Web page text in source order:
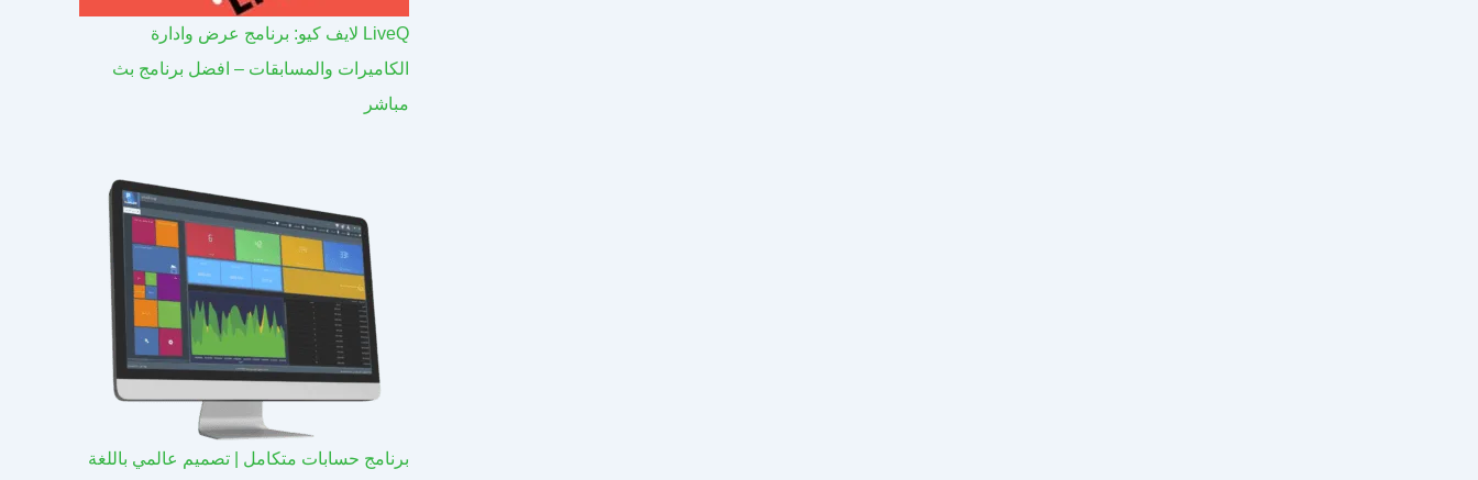
LiveQ لايف كيو: برنامج عرض وادارة
الكاميرات والمسابقات – افضل برنامج بث
مباشر
برنامج حسابات متكامل | تصميم عالمي باللغة